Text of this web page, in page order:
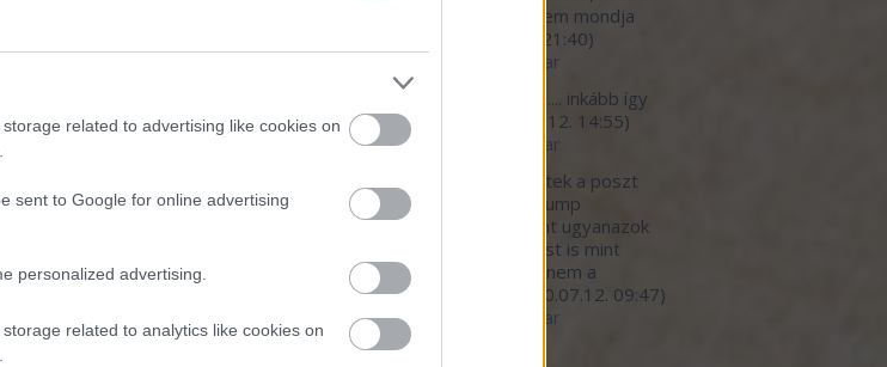
related to advertising like cookies on
sent to Google for online advertising
personalized advertising.
related to analytics like cookies on
csak *urva faraszto, de ezt nem mondja
2020.07.12. 21:40)
A megbetegedő élelmiszeripar
moonlight777:
megbetegítő.... inkább így
lenne a helyes cím...
2020.07.12. 14:55)
A megbetegedő élelmiszeripar
Nagy részt egyetértek a poszt
mondanivalójával, kivéve a Trump
kormányzat hibáztatását. Pont ugyanazok
az érdekkörök írányítanak most is mint
bármelyik elnök alatt. Persze nem a
gyíkemberekre gondol...
2020.07.12. 09:47)
A megbetegedő élelmiszeripar
Utolsó 20